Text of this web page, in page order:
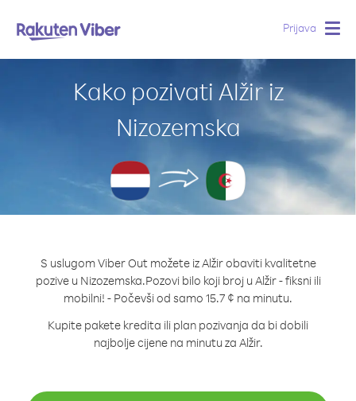
Prijava
Kako pozivati Alžir iz
Nizozemska
S uslugom Viber Out možete iz Alžir obaviti kvalitetne
pozive u Nizozemska.Pozovi bilo koji broj u Alžir - fiksni ili
mobilni! - Počevši od samo 15.7 ¢ na minutu.
Kupite pakete kredita ili plan pozivanja da bi dobili
najbolje cijene na minutu za Alžir.